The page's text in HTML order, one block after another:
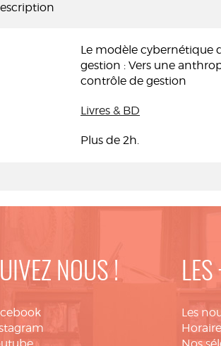
Le modèle cybernétique
gestion : Vers une
contrôle de gestion
Livres & BD
Plus de 2h.
NOUS !
Les